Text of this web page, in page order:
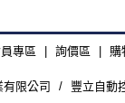
專區 詢價區 購
限公司 / 豐立自動